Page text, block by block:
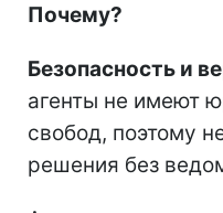
Почему?
Безопасность и
агенты не имеют
свобод, поэтому
решения без